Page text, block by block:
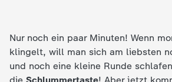
Nur noch ein paar Minuten! Wenn
klingelt, will man sich am liebsten
und noch eine kleine Runde